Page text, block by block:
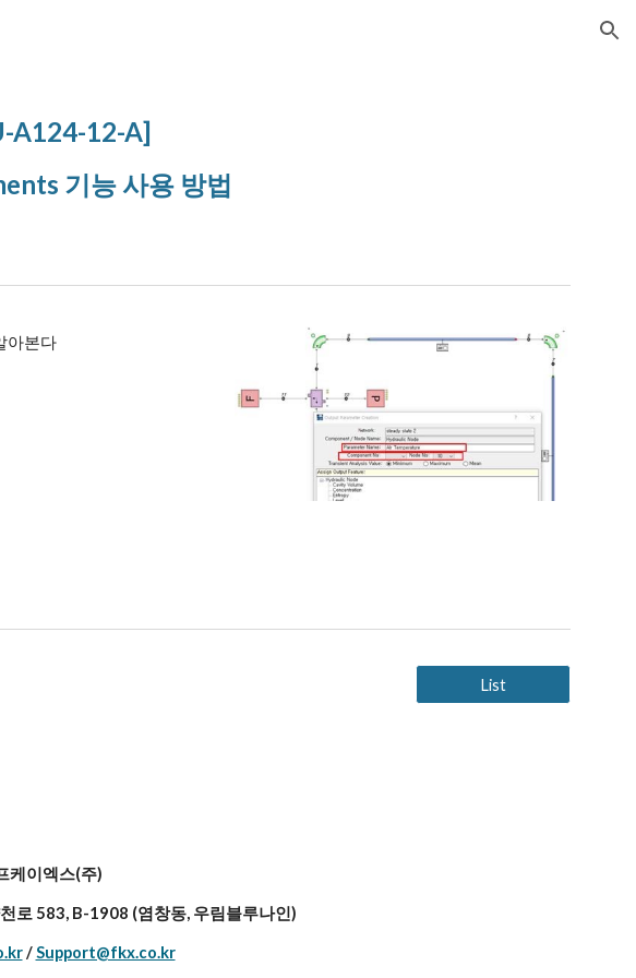
A124-12-A]
기능 사용 방법
아본다
List
케이엑스(주)
로 583, B-1908 (염창동, 우림블루나인)
/Support@fkx.co.kr